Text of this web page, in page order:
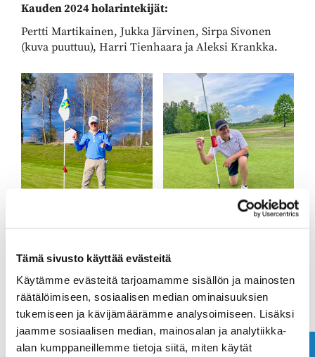
Tämä sivusto käyttää evästeitä
Käytämme evästeitä tarjoamamme sisällön ja mainosten
räätälöimiseen, sosiaalisen median ominaisuuksien
tukemiseen ja kävijämäärämme analysoimiseen. Lisäksi
jaamme sosiaalisen median, mainosalan ja analytiikka-
alan kumppaneillemme tietoja siitä, miten käytät
Kauden 2024 holarintekijät:
Pertti Martikainen, Jukka Järvinen, Sirpa Sivonen
(kuva puuttuu), Harri Tienhaara ja Aleksi Krankka.